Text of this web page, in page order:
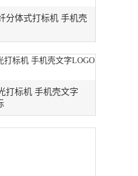
分体式打标机 手机壳
打标机 手机壳文字